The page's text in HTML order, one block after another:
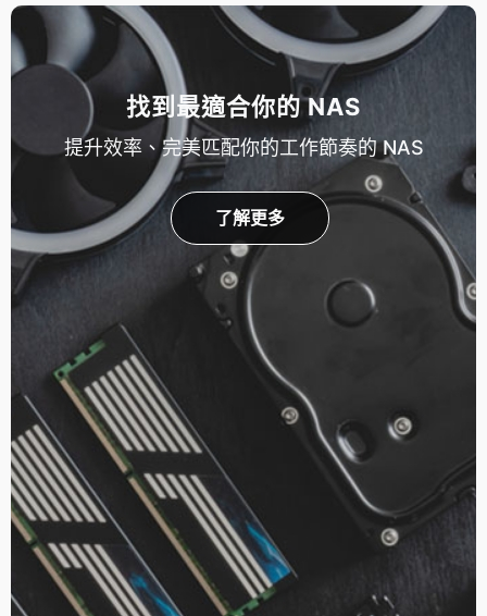
找到最適合你的 NAS
提升效率、完美匹配你的工作節奏的 NAS
了解更多